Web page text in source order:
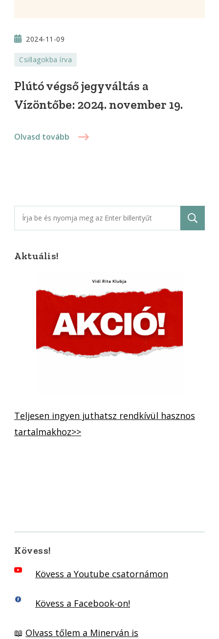
2024-11-09
Csillagokba írva
Plútó végső jegyváltás a
Vízöntőbe: 2024. november 19.
Olvasd tovább
Keresés:
Aktuális!
Teljesen ingyen juthatsz rendkívül hasznos
tartalmakhoz>>
Kövess!
Kövess a Youtube csatornámon
Kövess a Facebook-on!
📖 Olvass tőlem a Minerván is